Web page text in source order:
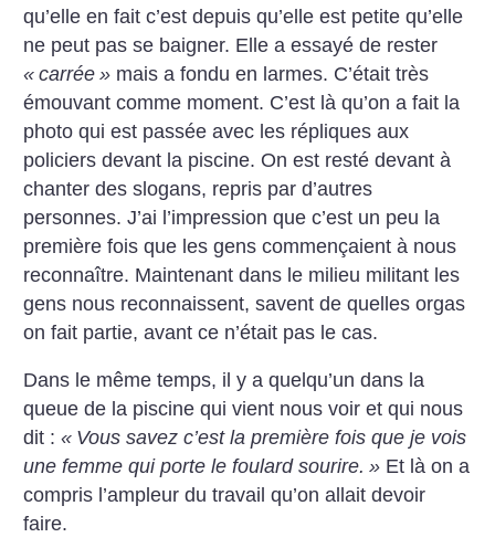
qu’elle en fait c’est depuis qu’elle est petite qu’elle
ne peut pas se baigner. Elle a essayé de rester
« carrée » mais a fondu en larmes. C’était très
émouvant comme moment. C’est là qu’on a fait la
photo qui est passée avec les répliques aux
policiers devant la piscine. On est resté devant à
chanter des slogans, repris par d’autres
personnes. J’ai l’impression que c’est un peu la
première fois que les gens commençaient à nous
reconnaître. Maintenant dans le milieu militant les
gens nous reconnaissent, savent de quelles orgas
on fait partie, avant ce n’était pas le cas.
Dans le même temps, il y a quelqu’un dans la
queue de la piscine qui vient nous voir et qui nous
dit :« Vous savez c’est la première fois que je vois
une femme qui porte le foulard sourire. » Et là on a
compris l’ampleur du travail qu’on allait devoir
faire.